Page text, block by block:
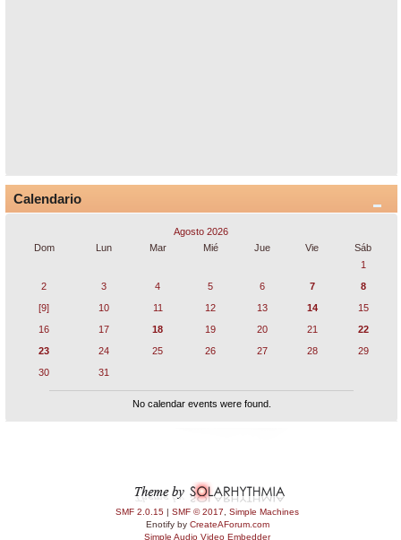
Calendario
Agosto 2026
Dom
Lun Mar Mié Jue Vie
Sáb
1
2
3 4 5 6 7
8
[9]
10 11 12 13 14
15
16
17 18 19 20 21
22
23
24 25 26 27 28
29
30
31
No calendar events were found.
SMF 2.0.15 | SMF © 2017
Simple Machines
Enotify by CreateAForum.com
Simple Audio Video Embedder